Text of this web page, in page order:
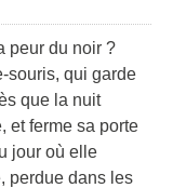
peur du noir ?
souris, qui garde
que la nuit
et ferme sa porte
jour où elle
perdue dans les